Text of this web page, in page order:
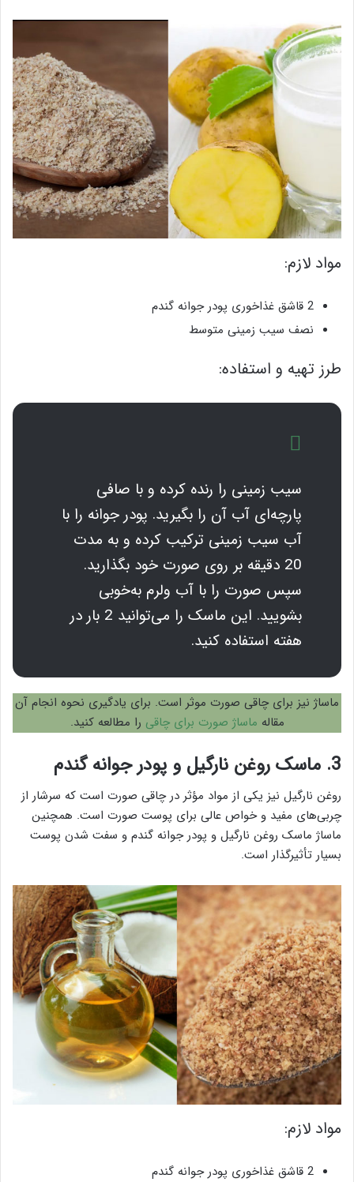
مواد لازم:
2 قاشق غذاخوری پودر جوانه گندم
نصف سیب زمینی متوسط
طرز تهیه و استفاده:
سیب زمینی را رنده کرده و با صافی
پارچه‌ای آب آن را بگیرید. پودر جوانه را با
آب سیب زمینی ترکیب کرده و به مدت
20 دقیقه بر روی صورت خود بگذارید.
سپس صورت را با آب ولرم به‌خوبی
بشویید. این ماسک را می‌توانید 2 بار در
هفته استفاده کنید.
ماساژ نیز برای چاقی صورت موثر است. برای یادگیری نحوه انجام آن
مقاله ماساژ صورت برای چاقی را مطالعه کنید.
3. ماسک روغن نارگیل و پودر جوانه گندم
روغن نارگیل نیز یکی از مواد مؤثر در چاقی صورت است که سرشار از
چربی‌های مفید و خواص عالی برای پوست صورت است. همچنین
ماساژ ماسک روغن نارگیل و پودر جوانه گندم و سفت شدن پوست
بسیار تأثیرگذار است.
مواد لازم:
2 قاشق غذاخوری پودر جوانه گندم